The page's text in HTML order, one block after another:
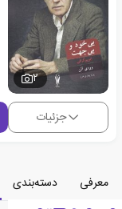
2
جزئیات
معرفی دسته‌بندی